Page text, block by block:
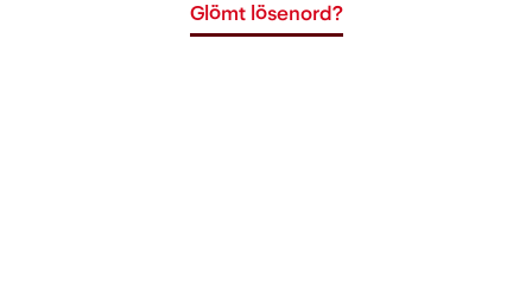
Glömt lösenord?